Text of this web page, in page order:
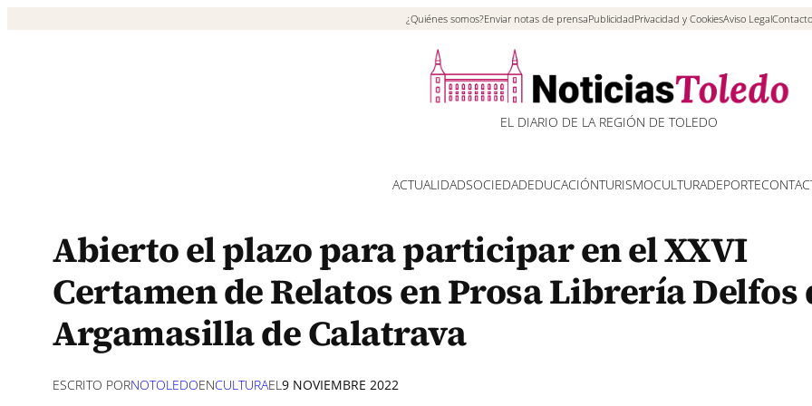
¿Quiénes somos?Enviar notas de prensaPublicidadPrivacidad y CookiesAviso LegalContacto
EL DIARIO DE LA REGIÓN DE TOLEDO
ACTUALIDADSOCIEDADEDUCACIÓNTURISMOCULTURADEPORTE
Abierto el plazo para participar en el XXVI
Certamen de Relatos en Prosa Librería Delfos
Argamasilla de Calatrava
ESCRITO PORNOTOLEDOENCULTURAEL9 NOVIEMBRE 2022